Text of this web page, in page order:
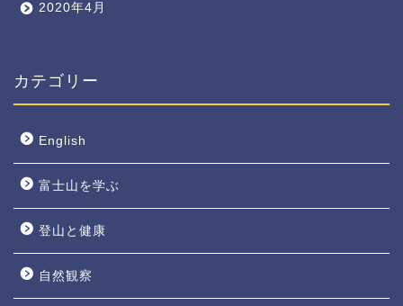
2020年4月
カテゴリー
English
富士山を学ぶ
登山と健康
自然観察